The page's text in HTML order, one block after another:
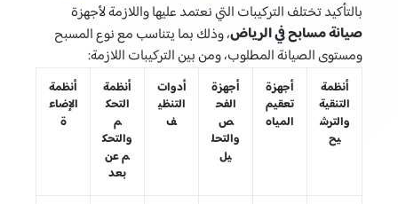
بالتأكيد تختلف التركيبات التي نعتمد عليها واللازمة لأجهزة
صيانة مسابح في الرياض، وذلك بما يتناسب مع نوع المسبح
ومستوى الصيانة المطلوب، ومن بين التركيبات اللازمة:
أنظمة
التنقية
والترش
يح
أجهزة
تعقيم
المياه
أجهزة
الفح
ص
والتحل
يل
أدوات
التنظي
ف
أنظمة
التحك
م
والتحك
م عن
بعد
أنظمة
الإضاء
ة